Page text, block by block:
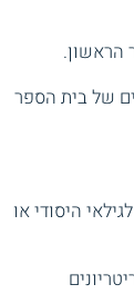
הראשון.
החריגים של בית הספר
היסודי או